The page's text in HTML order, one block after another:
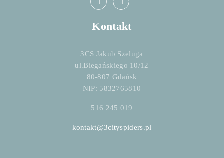
Kontakt
3CS Jakub Szeluga
ul.Biegańskiego 10/12
80-807 Gdańsk
NIP: 5832765810
516 245 019
kontakt@3cityspiders.pl